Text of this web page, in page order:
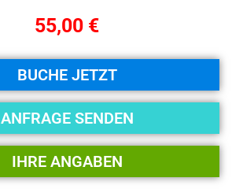
55,00 €
BUCHE JETZT
ANFRAGE SENDEN
IHRE ANGABEN